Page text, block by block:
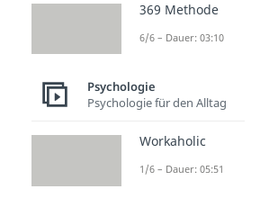
369 Methode
6/6 – Dauer: 03:10
Psychologie
Psychologie für den Alltag
Workaholic
1/6 – Dauer: 05:51